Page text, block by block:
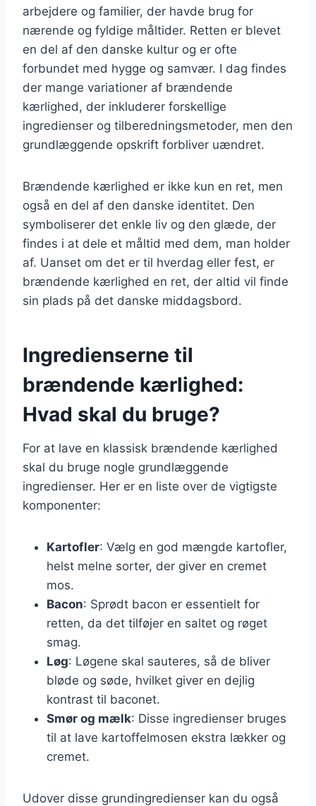
arbejdere og familier, der havde brug for
nærende og fyldige måltider. Retten er blevet
en del af den danske kultur og er ofte
forbundet med hygge og samvær. I dag findes
der mange variationer af brændende
kærlighed, der inkluderer forskellige
ingredienser og tilberedningsmetoder, men den
grundlæggende opskrift forbliver uændret.
Brændende kærlighed er ikke kun en ret, men
også en del af den danske identitet. Den
symboliserer det enkle liv og den glæde, der
findes i at dele et måltid med dem, man holder
af. Uanset om det er til hverdag eller fest, er
brændende kærlighed en ret, der altid vil finde
sin plads på det danske middagsbord.
Ingredienserne til
brændende kærlighed:
Hvad skal du bruge?
For at lave en klassisk brændende kærlighed
skal du bruge nogle grundlæggende
ingredienser. Her er en liste over de vigtigste
komponenter:
Kartofler: Vælg en god mængde kartofler,
helst melne sorter, der giver en cremet
mos.
Bacon: Sprødt bacon er essentielt for
retten, da det tilføjer en saltet og røget
smag.
Løg: Løgene skal sauteres, så de bliver
bløde og søde, hvilket giver en dejlig
kontrast til baconet.
Smør og mælk: Disse ingredienser bruges
til at lave kartoffelmosen ekstra lækker og
cremet.
Udover disse grundingredienser kan du også